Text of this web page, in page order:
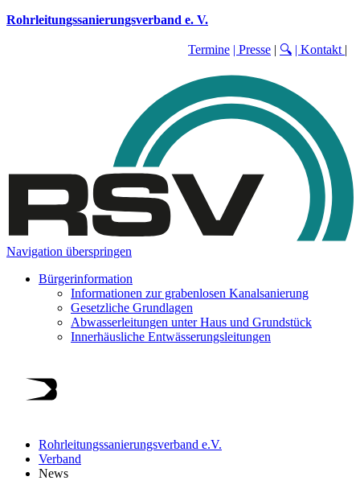
Rohrleitungssanierungsverband e. V.
Termine | Presse | 🔍 | Kontakt |
Navigation überspringen
Bürgerinformation
Informationen zur grabenlosen Kanalsanierung
Gesetzliche Grundlagen
Abwasserleitungen unter Haus und Grundstück
Innerhäusliche Entwässerungsleitungen
Rohrleitungssanierungsverband e.V.
Verband
News